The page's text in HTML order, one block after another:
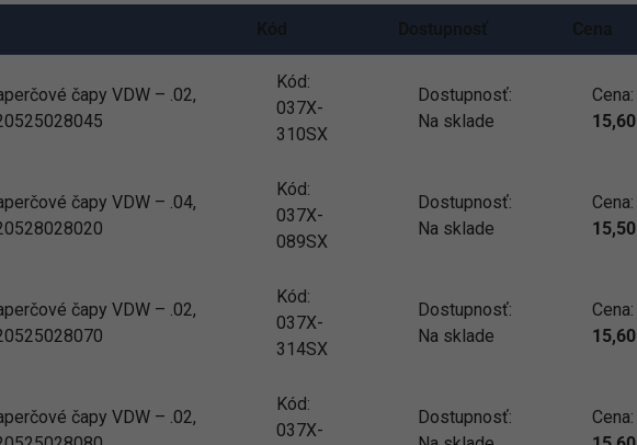
Kód Dostupnosť Cena
čapy VDW – .02,
Kód:
037X-
310SX
Dostupnosť:
Na sklade
Cena:
15,60
čapy VDW – .04,
Kód:
037X-
089SX
Dostupnosť:
Na sklade
Cena:
15,50
čapy VDW – .02,
Kód:
037X-
314SX
Dostupnosť:
Na sklade
Cena:
15,60
čapy VDW – .02,
Kód:
037X-
Dostupnosť:
Cena: